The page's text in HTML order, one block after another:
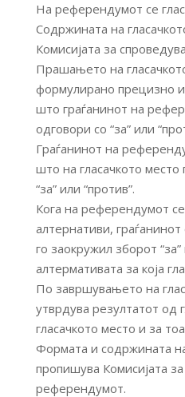
На референдумот се
Содржината на
Комисијата за
Прашањето на
формулирано прецизно
што граѓанинот на
одговори со “за” или
Граѓанинот на
што на гласачкото место
“за” или “против”.
Кога на референдумот
алтернативи, граѓанинот
го заокружил зборот
алтермативата за која
По завршувањето на
утврдува резултатот од
гласачкото место и за
Формата и содржината
пропишува Комисијата
референдумот.